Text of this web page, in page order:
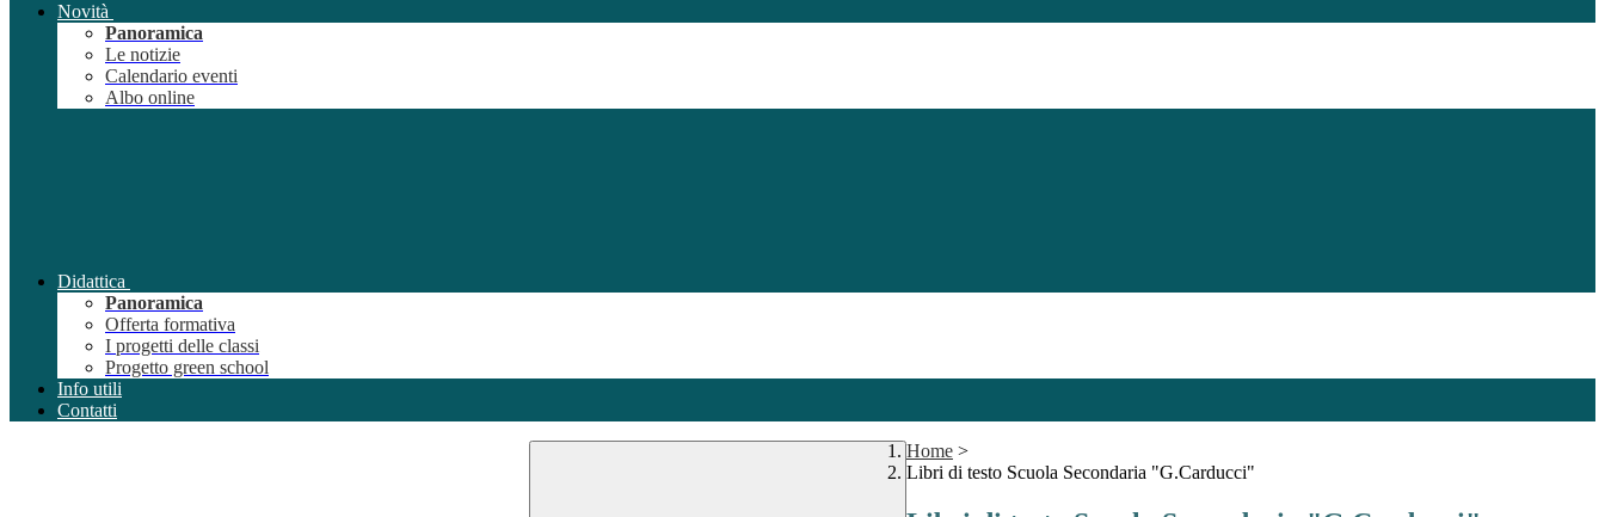
Novità
Panoramica
Le notizie
Calendario eventi
Albo online
Didattica
Panoramica
Offerta formativa
I progetti delle classi
Progetto green school
Info utili
Contatti
Home >
Libri di testo Scuola Secondaria "G.Carducci"